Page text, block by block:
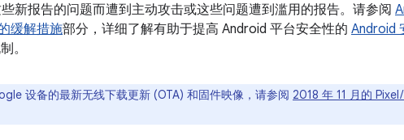
新报告的问题而遭到主动攻击或这些问题遭到滥用的报告。请参阅
缓解措施部分，详细了解有助于提高 Android 平台安全性的 Android
。
设备的最新无线下载更新 (OTA) 和固件映像，请参阅 2018 年 11 月的 Pixel